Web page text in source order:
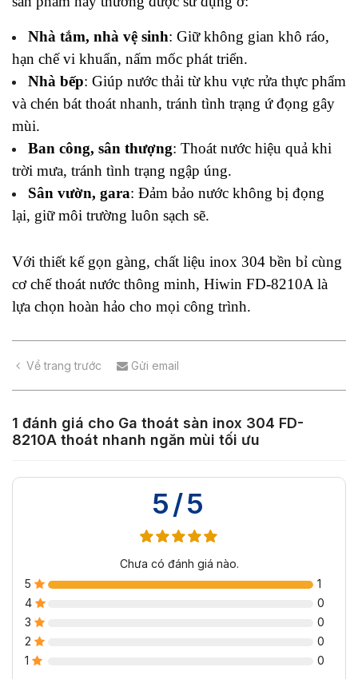
Nhà tắm, nhà vệ sinh: Giữ không gian khô ráo,
hạn chế vi khuẩn, nấm mốc phát triển.
Nhà bếp: Giúp nước thải từ khu vực rửa thực phẩm
và chén bát thoát nhanh, tránh tình trạng ứ đọng gây
mùi.
Ban công, sân thượng: Thoát nước hiệu quả khi
trời mưa, tránh tình trạng ngập úng.
Sân vườn, gara: Đảm bảo nước không bị đọng
lại, giữ môi trường luôn sạch sẽ.
Với thiết kế gọn gàng, chất liệu inox 304 bền bỉ cùng
cơ chế thoát nước thông minh, Hiwin FD-8210A là
lựa chọn hoàn hảo cho mọi công trình.
Về trang trước Gửi email
1 đánh giá cho Ga thoát sàn inox 304 FD-
8210A thoát nhanh ngăn mùi tối ưu
5/5
Chưa có đánh giá nào.
5
1
4
0
3
0
2
0
1
0